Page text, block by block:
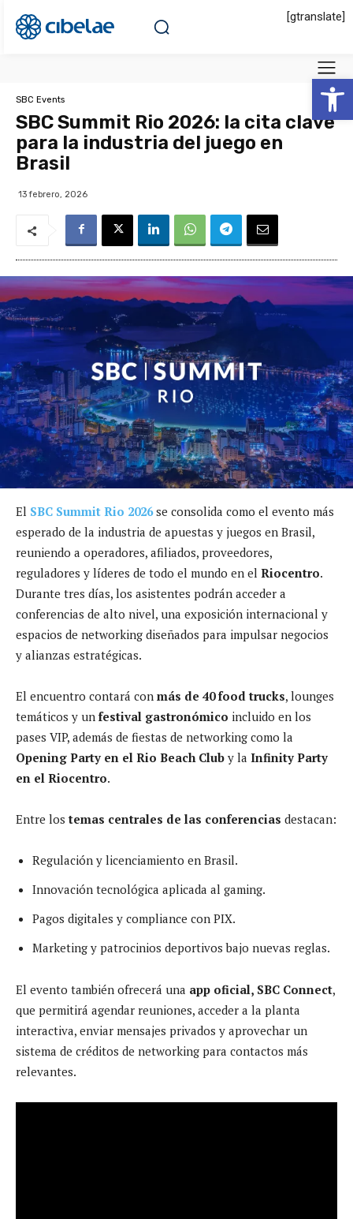
Abrir
[gtranslate]
SBC Events
SBC Summit Rio 2026: la cita clave
para la industria del juego en
Brasil
13 febrero, 2026
El SBC Summit Rio 2026se consolida como el evento más
esperado de la industria de apuestas y juegos en Brasil,
reuniendo a operadores, afiliados, proveedores,
reguladores y líderes de todo el mundo en el Riocentro.
Durante tres días, los asistentes podrán acceder a
conferencias de alto nivel, una exposición internacional y
espacios de networking diseñados para impulsar negocios
y alianzas estratégicas.
El encuentro contará con más de 40 food trucks, lounges
temáticos y un festival gastronómico incluido en los
pases VIP, además de fiestas de networking como la
Opening Party en el Rio Beach Club y la Infinity Party
en el Riocentro.
Entre lostemas centrales de las conferencias destacan:
Regulación y licenciamiento en Brasil.
Innovación tecnológica aplicada al gaming.
Pagos digitales y compliance con PIX.
Marketing y patrocinios deportivos bajo nuevas reglas.
El evento también ofrecerá una app oficial, SBC Connect,
que permitirá agendar reuniones, acceder a la planta
interactiva, enviar mensajes privados y aprovechar un
sistema de créditos de networking para contactos más
relevantes.